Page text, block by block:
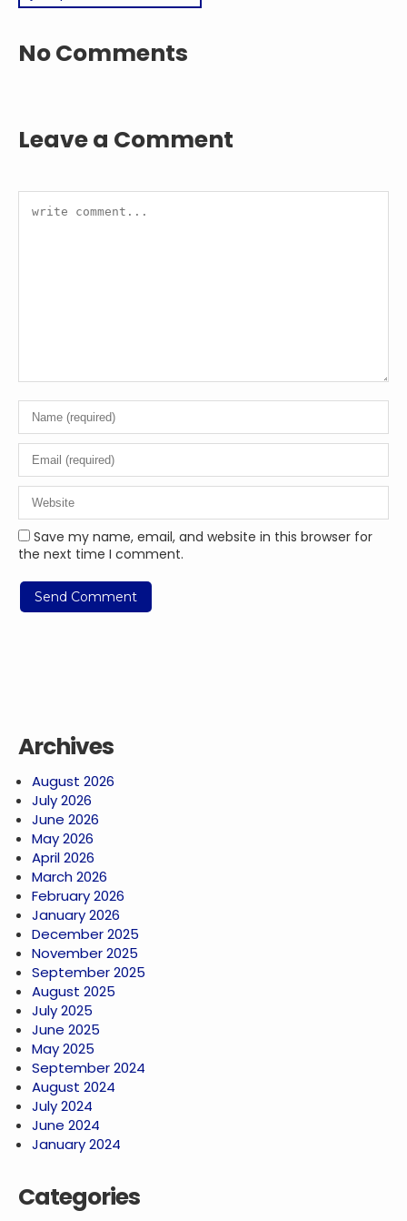
No Comments
Leave a Comment
Save my name, email, and website in this browser for
the next time I comment.
Archives
August 2026
July 2026
June 2026
May 2026
April 2026
March 2026
February 2026
January 2026
December 2025
November 2025
September 2025
August 2025
July 2025
June 2025
May 2025
September 2024
August 2024
July 2024
June 2024
January 2024
Categories